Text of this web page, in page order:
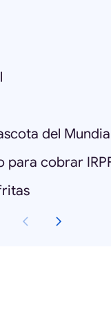
del
para cobrar